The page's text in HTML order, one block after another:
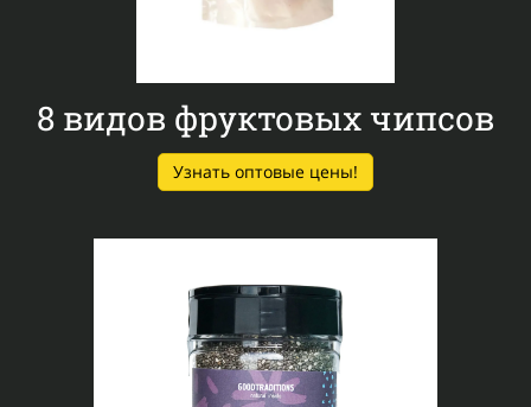
8 видов фруктовых чипсов
Узнать оптовые цены!